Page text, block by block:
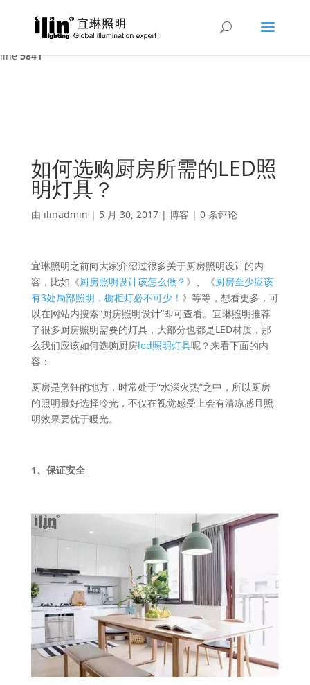
Warning : A non-numeric value encountered in
/var/www/html/ilin/wp-content/themes/Divi/functions.php
line5841
如何选购厨房所需的LED照
明灯具？
由 ilinadmin | 5 月 30, 2017| 博客 | 0 条评论
宜琳照明之前向大家介绍过很多关于厨房照明设计的内
容，比如《厨房照明设计该怎么做？ 》、《厨房至少应该
有3处局部照明，橱柜灯必不可少！ 》等等，想看更多，可
以在网站内搜索“厨房照明设计“即可查看。宜琳照明推荐
了很多厨房照明需要的灯具，大部分也都是LED材质，那
么我们应该如何选购厨房led照明灯具呢？来看下面的内
容：
厨房是烹饪的地方，时常处于“水深火热”之中，所以厨房
的照明最好选择冷光，不仅在视觉感受上会有清凉感且照
明效果要优于暖光。
1、保证安全